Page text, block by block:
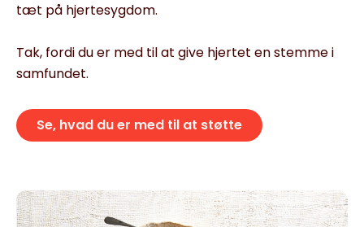
tæt på hjertesygdom.
Tak, fordi du er med til at give hjertet en stemme i
samfundet.
Se, hvad du er med til at støtte